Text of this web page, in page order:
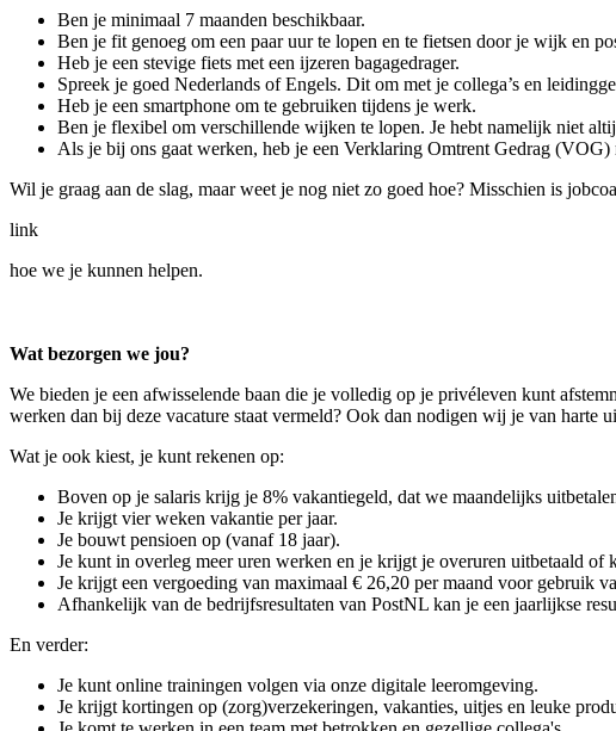
Ben je minimaal 7 maanden beschikbaar.
Ben je fit genoeg om een paar uur te lopen en te fietsen door je wijk en
Heb je een stevige fiets met een ijzeren bagagedrager.
Spreek je goed Nederlands of Engels. Dit om met je collega’s en
Heb je een smartphone om te gebruiken tijdens je werk.
Ben je flexibel om verschillende wijken te lopen. Je hebt namelijk niet
Als je bij ons gaat werken, heb je een Verklaring Omtrent Gedrag
Wil je graag aan de slag, maar weet je nog niet zo goed hoe? Misschien is
link
hoe we je kunnen helpen.
Wat bezorgen we jou?
We bieden je een afwisselende baan die je volledig op je privéleven kunt
werken dan bij deze vacature staat vermeld? Ook dan nodigen wij je van harte
Wat je ook kiest, je kunt rekenen op:
Boven op je salaris krijg je 8% vakantiegeld, dat we maandelijks
Je krijgt vier weken vakantie per jaar.
Je bouwt pensioen op (vanaf 18 jaar).
Je kunt in overleg meer uren werken en je krijgt je overuren uitbetaald of
Je krijgt een vergoeding van maximaal € 26,20 per maand voor gebruik
Afhankelijk van de bedrijfsresultaten van PostNL kan je een jaarlijkse
En verder:
Je kunt online trainingen volgen via onze digitale leeromgeving.
Je krijgt kortingen op (zorg)verzekeringen, vakanties, uitjes en leuke